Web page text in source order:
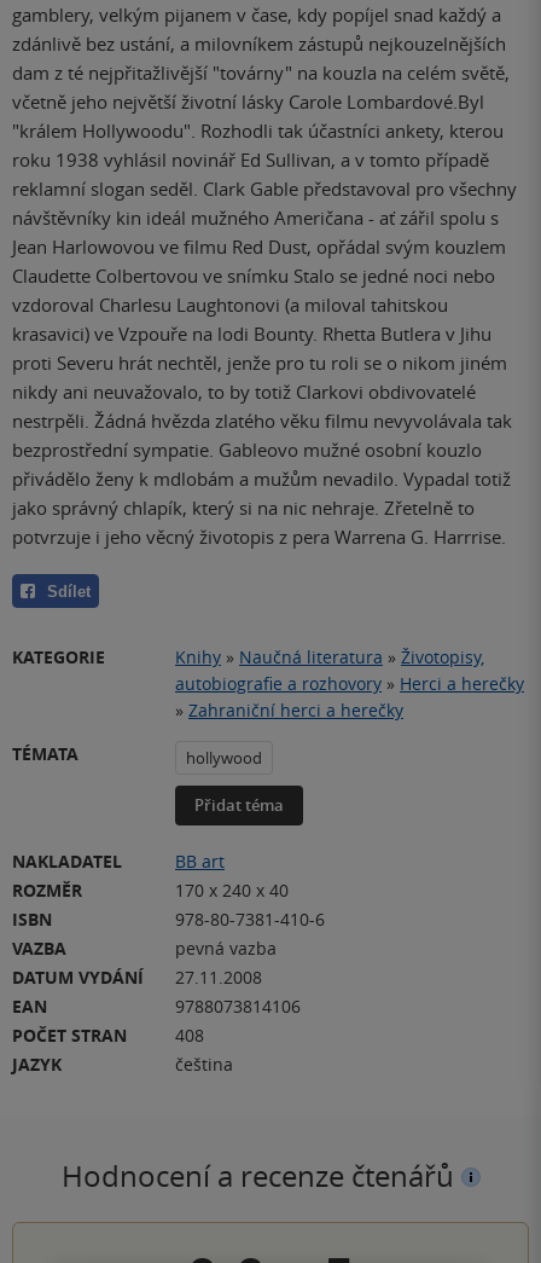
gamblery, velkým pijanem v čase, kdy popíjel snad každý a
zdánlivě bez ustání, a milovníkem zástupů nejkouzelnějších
dam z té nejpřitažlivější "továrny" na kouzla na celém světě,
včetně jeho největší životní lásky Carole Lombardové.Byl
"králem Hollywoodu". Rozhodli tak účastníci ankety, kterou
roku 1938 vyhlásil novinář Ed Sullivan, a v tomto případě
reklamní slogan seděl. Clark Gable představoval pro všechny
návštěvníky kin ideál mužného Američana - ať zářil spolu s
Jean Harlowovou ve filmu Red Dust, opřádal svým kouzlem
Claudette Colbertovou ve snímku Stalo se jedné noci nebo
vzdoroval Charlesu Laughtonovi (a miloval tahitskou
krasavici) ve Vzpouře na lodi Bounty. Rhetta Butlera v Jihu
proti Severu hrát nechtěl, jenže pro tu roli se o nikom jiném
nikdy ani neuvažovalo, to by totiž Clarkovi obdivovatelé
nestrpěli. Žádná hvězda zlatého věku filmu nevyvolávala tak
bezprostřední sympatie. Gableovo mužné osobní kouzlo
přivádělo ženy k mdlobám a mužům nevadilo. Vypadal totiž
jako správný chlapík, který si na nic nehraje. Zřetelně to
potvrzuje i jeho věcný životopis z pera Warrena G. Harrrise.
Sdílet
KATEGORIE Knihy » Naučná literatura » Životopisy,
autobiografie a rozhovory » Herci a herečky
» Zahraniční herci a herečky
TÉMATA
hollywood
Přidat téma
NAKLADATEL
BB art
ROZMĚR
170 x 240 x 40
ISBN
978-80-7381-410-6
VAZBA
pevná vazba
DATUM VYDÁNÍ
27.11.2008
EAN
9788073814106
POČET STRAN
408
JAZYK
čeština
Hodnocení a recenze čtenářů